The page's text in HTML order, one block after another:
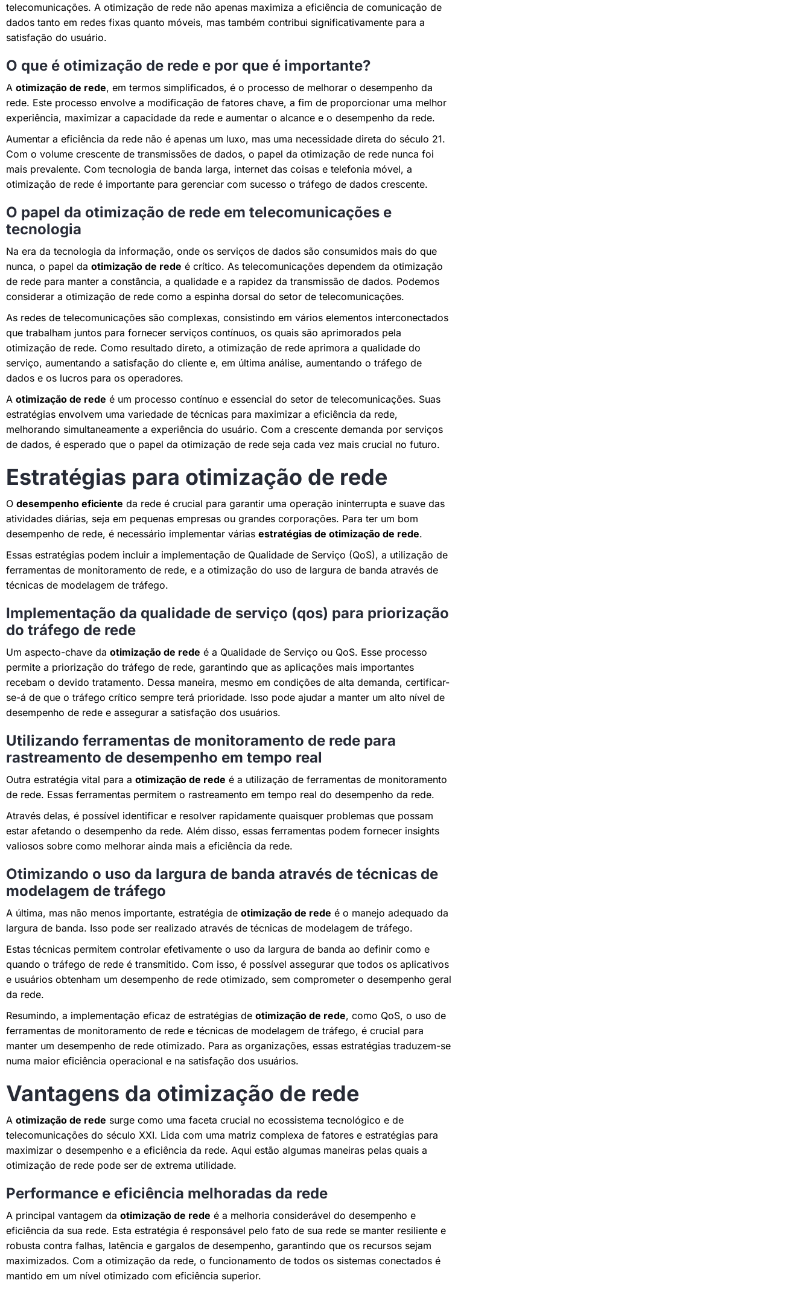
telecomunicações. A otimização de rede não apenas maximiza a eficiência de comunicação de
dados tanto em redes fixas quanto móveis, mas também contribui significativamente para a
satisfação do usuário.
O que é otimização de rede e por que é importante?
A otimização de rede, em termos simplificados, é o processo de melhorar o desempenho da
rede. Este processo envolve a modificação de fatores chave, a fim de proporcionar uma melhor
experiência, maximizar a capacidade da rede e aumentar o alcance e o desempenho da rede.
Aumentar a eficiência da rede não é apenas um luxo, mas uma necessidade direta do século 21.
Com o volume crescente de transmissões de dados, o papel da otimização de rede nunca foi
mais prevalente. Com tecnologia de banda larga, internet das coisas e telefonia móvel, a
otimização de rede é importante para gerenciar com sucesso o tráfego de dados crescente.
O papel da otimização de rede em telecomunicações e
tecnologia
Na era da tecnologia da informação, onde os serviços de dados são consumidos mais do que
nunca, o papel da otimização de rede é crítico. As telecomunicações dependem da otimização
de rede para manter a constância, a qualidade e a rapidez da transmissão de dados. Podemos
considerar a otimização de rede como a espinha dorsal do setor de telecomunicações.
As redes de telecomunicações são complexas, consistindo em vários elementos interconectados
que trabalham juntos para fornecer serviços contínuos, os quais são aprimorados pela
otimização de rede. Como resultado direto, a otimização de rede aprimora a qualidade do
serviço, aumentando a satisfação do cliente e, em última análise, aumentando o tráfego de
dados e os lucros para os operadores.
A otimização de rede é um processo contínuo e essencial do setor de telecomunicações. Suas
estratégias envolvem uma variedade de técnicas para maximizar a eficiência da rede,
melhorando simultaneamente a experiência do usuário. Com a crescente demanda por serviços
de dados, é esperado que o papel da otimização de rede seja cada vez mais crucial no futuro.
Estratégias para otimização de rede
O desempenho eficiente da rede é crucial para garantir uma operação ininterrupta e suave das
atividades diárias, seja em pequenas empresas ou grandes corporações. Para ter um bom
desempenho de rede, é necessário implementar várias estratégias de otimização de rede.
Essas estratégias podem incluir a implementação de Qualidade de Serviço (QoS), a utilização de
ferramentas de monitoramento de rede, e a otimização do uso de largura de banda através de
técnicas de modelagem de tráfego.
Implementação da qualidade de serviço (qos) para priorização
do tráfego de rede
Um aspecto-chave da otimização de rede é a Qualidade de Serviço ou QoS. Esse processo
permite a priorização do tráfego de rede, garantindo que as aplicações mais importantes
recebam o devido tratamento. Dessa maneira, mesmo em condições de alta demanda, certificar-
se-á de que o tráfego crítico sempre terá prioridade. Isso pode ajudar a manter um alto nível de
desempenho de rede e assegurar a satisfação dos usuários.
Utilizando ferramentas de monitoramento de rede para
rastreamento de desempenho em tempo real
Outra estratégia vital para a otimização de rede é a utilização de ferramentas de monitoramento
de rede. Essas ferramentas permitem o rastreamento em tempo real do desempenho da rede.
Através delas, é possível identificar e resolver rapidamente quaisquer problemas que possam
estar afetando o desempenho da rede. Além disso, essas ferramentas podem fornecer insights
valiosos sobre como melhorar ainda mais a eficiência da rede.
Otimizando o uso da largura de banda através de técnicas de
modelagem de tráfego
A última, mas não menos importante, estratégia de otimização de rede é o manejo adequado da
largura de banda. Isso pode ser realizado através de técnicas de modelagem de tráfego.
Estas técnicas permitem controlar efetivamente o uso da largura de banda ao definir como e
quando o tráfego de rede é transmitido. Com isso, é possível assegurar que todos os aplicativos
e usuários obtenham um desempenho de rede otimizado, sem comprometer o desempenho geral
da rede.
Resumindo, a implementação eficaz de estratégias de otimização de rede, como QoS, o uso de
ferramentas de monitoramento de rede e técnicas de modelagem de tráfego, é crucial para
manter um desempenho de rede otimizado. Para as organizações, essas estratégias traduzem-se
numa maior eficiência operacional e na satisfação dos usuários.
Vantagens da otimização de rede
A otimização de rede surge como uma faceta crucial no ecossistema tecnológico e de
telecomunicações do século XXI. Lida com uma matriz complexa de fatores e estratégias para
maximizar o desempenho e a eficiência da rede. Aqui estão algumas maneiras pelas quais a
otimização de rede pode ser de extrema utilidade.
Performance e eficiência melhoradas da rede
A principal vantagem da otimização de rede é a melhoria considerável do desempenho e
eficiência da sua rede. Esta estratégia é responsável pelo fato de sua rede se manter resiliente e
robusta contra falhas, latência e gargalos de desempenho, garantindo que os recursos sejam
maximizados. Com a otimização da rede, o funcionamento de todos os sistemas conectados é
mantido em um nível otimizado com eficiência superior.